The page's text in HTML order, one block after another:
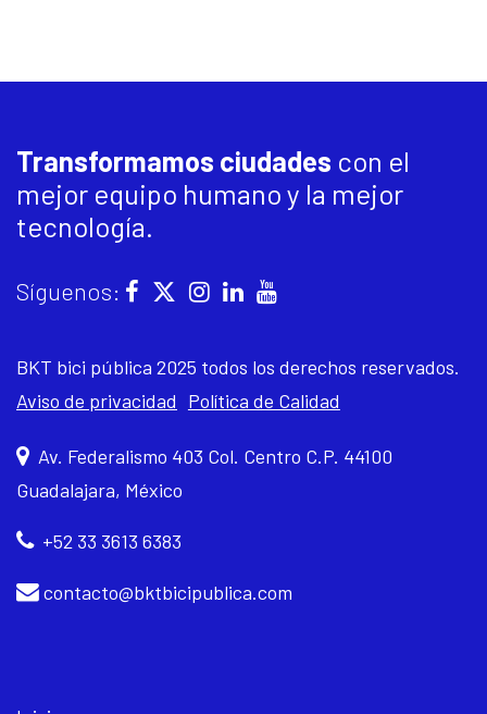
Transformamos ciudades con el
mejor equipo humano y la mejor
tecnología.
Síguenos:
BKT bici pública 2025 todos los derechos reservados.
Aviso de privacidad Política de Calidad
Av. Federalismo 403 Col. Centro C.P. 44100
Guadalajara, México
+52 33 3613 6383
contacto@bktbicipublica.com